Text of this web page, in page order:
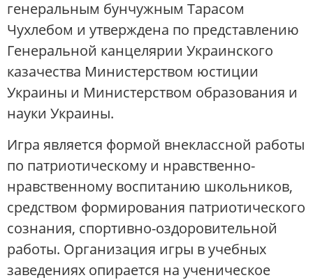
генеральным бунчужным Тарасом
Чухлебом и утверждена по представлению
Генеральной канцелярии Украинского
казачества Министерством юстиции
Украины и Министерством образования и
науки Украины.
Игра является формой внеклассной работы
по патриотическому и нравственно-
нравственному воспитанию школьников,
средством формирования патриотического
сознания, спортивно-оздоровительной
работы. Организация игры в учебных
заведениях опирается на ученическое